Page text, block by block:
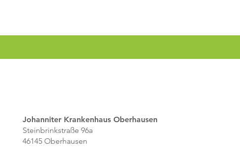
Johanniter Krankenhaus Oberhausen
Steinbrinkstraße 96a
46145 Oberhausen